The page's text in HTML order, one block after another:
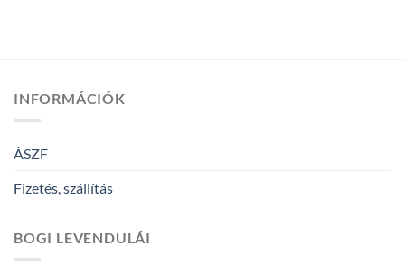
INFORMÁCIÓK
ÁSZF
Fizetés, szállítás
BOGI LEVENDULÁI